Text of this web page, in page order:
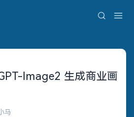
Image2 生成商业画
马